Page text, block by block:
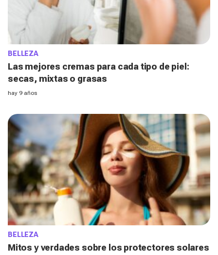
BELLEZA
Las mejores cremas para cada tipo de piel:
secas, mixtas o grasas
hay 9 años
BELLEZA
Mitos y verdades sobre los protectores solares